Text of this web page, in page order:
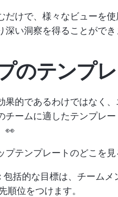
だけで、様々なビューを
い洞察を得ることができ
のテンプ
果的であるわけではなく
チームに適したテンプレ
👀
テンプレートのどこを見
包括的な目標は、チームメ
順位をつけます。